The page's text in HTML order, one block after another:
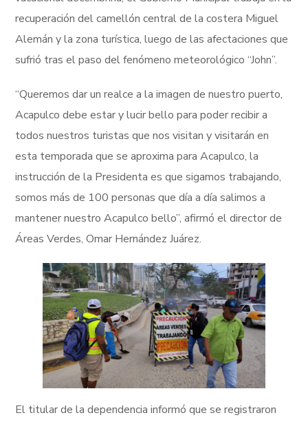
recuperación del camellón central de la costera Miguel
Alemán y la zona turística, luego de las afectaciones que
sufrió tras el paso del fenómeno meteorológico “John”.
“Queremos dar un realce a la imagen de nuestro puerto,
Acapulco debe estar y lucir bello para poder recibir a
todos nuestros turistas que nos visitan y visitarán en
esta temporada que se aproxima para Acapulco, la
instrucción de la Presidenta es que sigamos trabajando,
somos más de 100 personas que día a día salimos a
mantener nuestro Acapulco bello”, afirmó el director de
Áreas Verdes, Omar Hernández Juárez.
El titular de la dependencia informó que se registraron